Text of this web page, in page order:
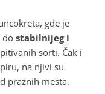
gde je
dostabilnijeg i
sorti. Čak i
na njivi su
praznih mesta.